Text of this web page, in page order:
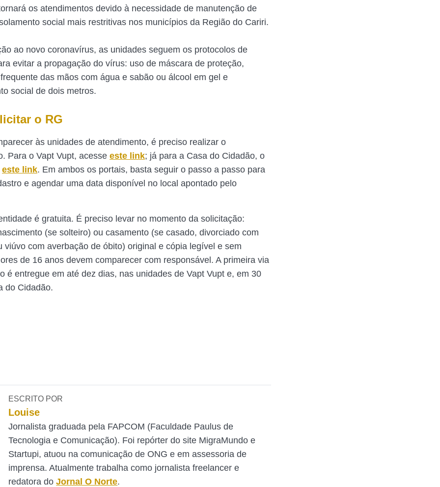
os atendimentos devido à necessidade de manutenção de
social mais restritivas nos municípios da Região do Cariri.
ao novo coronavírus, as unidades seguem os protocolos de
evitar a propagação do vírus: uso de máscara de proteção,
das mãos com água e sabão ou álcool em gel e
social de dois metros.
o RG
às unidades de atendimento, é preciso realizar o
Para o Vapt Vupt, acesse este link; já para a Casa do Cidadão, o
este link. Em ambos os portais, basta seguir o passo a passo para
e agendar uma data disponível no local apontado pelo
é gratuita. É preciso levar no momento da solicitação:
(se solteiro) ou casamento (se casado, divorciado com
viúvo com averbação de óbito) original e cópia legível e sem
de 16 anos devem comparecer com responsável. A primeira via
é entregue em até dez dias, nas unidades de Vapt Vupt e, em 30
do Cidadão.
ESCRITO POR
Louise
Jornalista graduada pela FAPCOM (Faculdade Paulus de
Tecnologia e Comunicação). Foi repórter do site MigraMundo e
Startupi, atuou na comunicação de ONG e em assessoria de
imprensa. Atualmente trabalha como jornalista freelancer e
redatora doJornal O Norte.